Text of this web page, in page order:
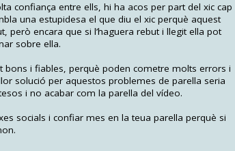
confiança entre ells, hi ha acos per part del xic cap
una estupidesa el que diu el xic perquè aquest
però encara que si l’haguera rebut i llegit ella pot
sobre ella.
bons i fiables, perquè poden cometre molts errors i
solució per aquestos problemes de parella seria
i no acabar com la parella del vídeo.
socials i confiar mes en la teua parella perquè si